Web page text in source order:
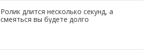
Ролик длится несколько секунд, а
смеяться вы будете долго